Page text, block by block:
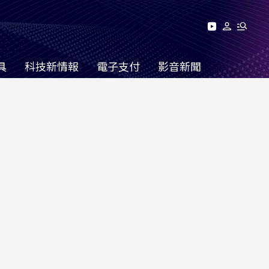
科技新情報 電子支付 影音新聞